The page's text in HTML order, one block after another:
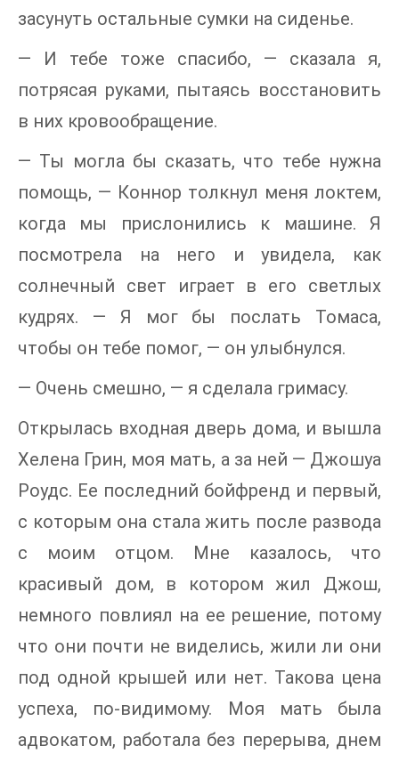
засунуть остальные сумки на сиденье.
— И тебе тоже спасибо, — сказала я,
потрясая руками, пытаясь восстановить
в них кровообращение.
— Ты могла бы сказать, что тебе нужна
помощь, — Коннор толкнул меня локтем,
когда мы прислонились к машине. Я
посмотрела на него и увидела, как
солнечный свет играет в его светлых
кудрях. — Я мог бы послать Томаса,
чтобы он тебе помог, — он улыбнулся.
— Очень смешно, — я сделала гримасу.
Открылась входная дверь дома, и вышла
Хелена Грин, моя мать, а за ней — Джошуа
Роудс. Ее последний бойфренд и первый,
с которым она стала жить после развода
с моим отцом. Мне казалось, что
красивый дом, в котором жил Джош,
немного повлиял на ее решение, потому
что они почти не виделись, жили ли они
под одной крышей или нет. Такова цена
успеха, по-видимому. Моя мать была
адвокатом, работала без перерыва, днем